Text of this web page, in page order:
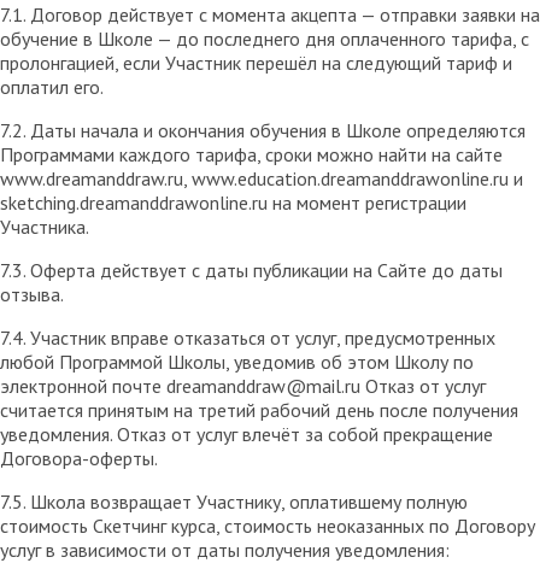
7.1. Договор действует с момента акцепта — отправки заявки на
обучение в Школе — до последнего дня оплаченного тарифа, с
пролонгацией, если Участник перешёл на следующий тариф и
оплатил его.
7.2. Даты начала и окончания обучения в Школе определяются
Программами каждого тарифа, сроки можно найти на сайте
www.dreamanddraw.ru, www.education.dreamanddrawonline.ru и
sketching.dreamanddrawonline.ru на момент регистрации
Участника.
7.3. Оферта действует с даты публикации на Сайте до даты
отзыва.
7.4. Участник вправе отказаться от услуг, предусмотренных
любой Программой Школы, уведомив об этом Школу по
электронной почте dreamanddraw@mail.ru Отказ от услуг
считается принятым на третий рабочий день после получения
уведомления. Отказ от услуг влечёт за собой прекращение
Договора-оферты.
7.5. Школа возвращает Участнику, оплатившему полную
стоимость Скетчинг курса, стоимость неоказанных по Договору
услуг в зависимости от даты получения уведомления: